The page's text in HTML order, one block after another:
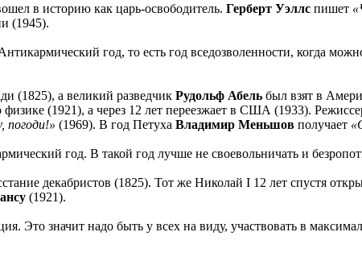
в историю как царь-освободитель. Герберт Уэллс пишет
(1945).
год, то есть год вседозволенности, когда
(1825), а великий разведчик Рудольф Абель был взят в
(1921), а через 12 лет переезжает в США (1933).
погоди!» (1969). В год Петуха Владимир Меньшов получает
год. В такой год лучше не своевольничать и
декабристов (1825). Тот же Николай I 12 лет спустя
(1921).
Это значит надо быть у всех на виду, участвовать в